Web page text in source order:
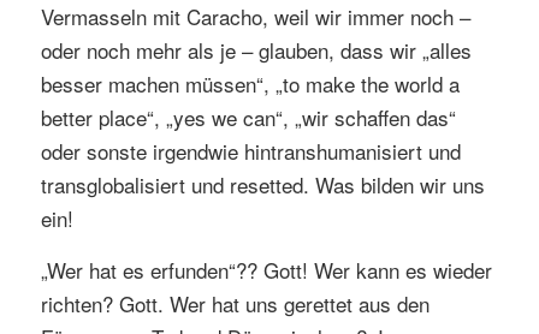
Vermasseln mit Caracho, weil wir immer noch –
oder noch mehr als je – glauben, dass wir „alles
besser machen müssen“, „to make the world a
better place“, „yes we can“, „wir schaffen das“
oder sonste irgendwie hintranshumanisiert und
transglobalisiert und resetted. Was bilden wir uns
ein!
„Wer hat es erfunden“?? Gott! Wer kann es wieder
richten? Gott. Wer hat uns gerettet aus den